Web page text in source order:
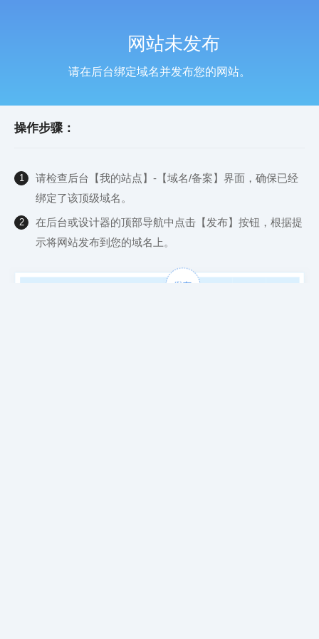
网站未发布
请在后台绑定域名并发布您的网站。
操作步骤：
1
请检查后台【我的站点】-【域名/备案】界面，确保已经
绑定了该顶级域名。
2
在后台或设计器的顶部导航中点击【发布】按钮，根据提
示将网站发布到您的域名上。